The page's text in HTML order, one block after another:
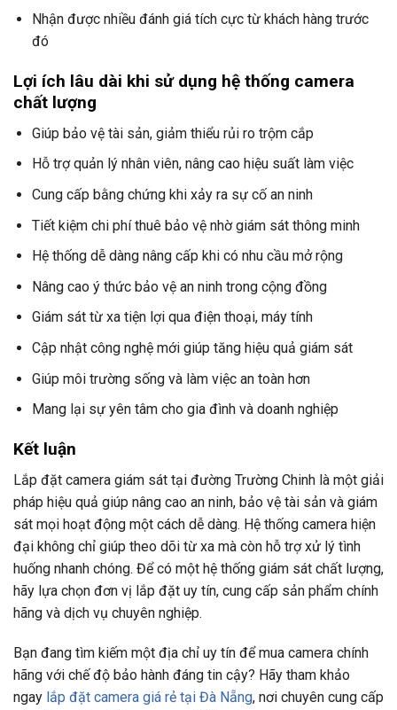
Nhận được nhiều đánh giá tích cực từ khách hàng trước
đó
Lợi ích lâu dài khi sử dụng hệ thống camera
chất lượng
Giúp bảo vệ tài sản, giảm thiểu rủi ro trộm cắp
Hỗ trợ quản lý nhân viên, nâng cao hiệu suất làm việc
Cung cấp bằng chứng khi xảy ra sự cố an ninh
Tiết kiệm chi phí thuê bảo vệ nhờ giám sát thông minh
Hệ thống dễ dàng nâng cấp khi có nhu cầu mở rộng
Nâng cao ý thức bảo vệ an ninh trong cộng đồng
Giám sát từ xa tiện lợi qua điện thoại, máy tính
Cập nhật công nghệ mới giúp tăng hiệu quả giám sát
Giúp môi trường sống và làm việc an toàn hơn
Mang lại sự yên tâm cho gia đình và doanh nghiệp
Kết luận
Lắp đặt camera giám sát tại đường Trường Chinh là một giải
pháp hiệu quả giúp nâng cao an ninh, bảo vệ tài sản và giám
sát mọi hoạt động một cách dễ dàng. Hệ thống camera hiện
đại không chỉ giúp theo dõi từ xa mà còn hỗ trợ xử lý tình
huống nhanh chóng. Để có một hệ thống giám sát chất lượng,
hãy lựa chọn đơn vị lắp đặt uy tín, cung cấp sản phẩm chính
hãng và dịch vụ chuyên nghiệp.
Bạn đang tìm kiếm một địa chỉ uy tín để mua camera chính
hãng với chế độ bảo hành đáng tin cậy? Hãy tham khảo
ngay lắp đặt camera giá rẻ tại Đà Nẵng, nơi chuyên cung cấp